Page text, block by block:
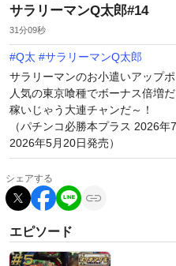
サラリーマンQ太郎#14
31分09秒
#Q太 #サラリーマンQ太郎
サラリーマンのお小遣いアップ
人気の東京喰種でボーナス倍増
稼いじゃう大連チャンだ～！
（パチンコ必勝本プラス 2026
2026年5月20日発売）
シェアする
エピソード